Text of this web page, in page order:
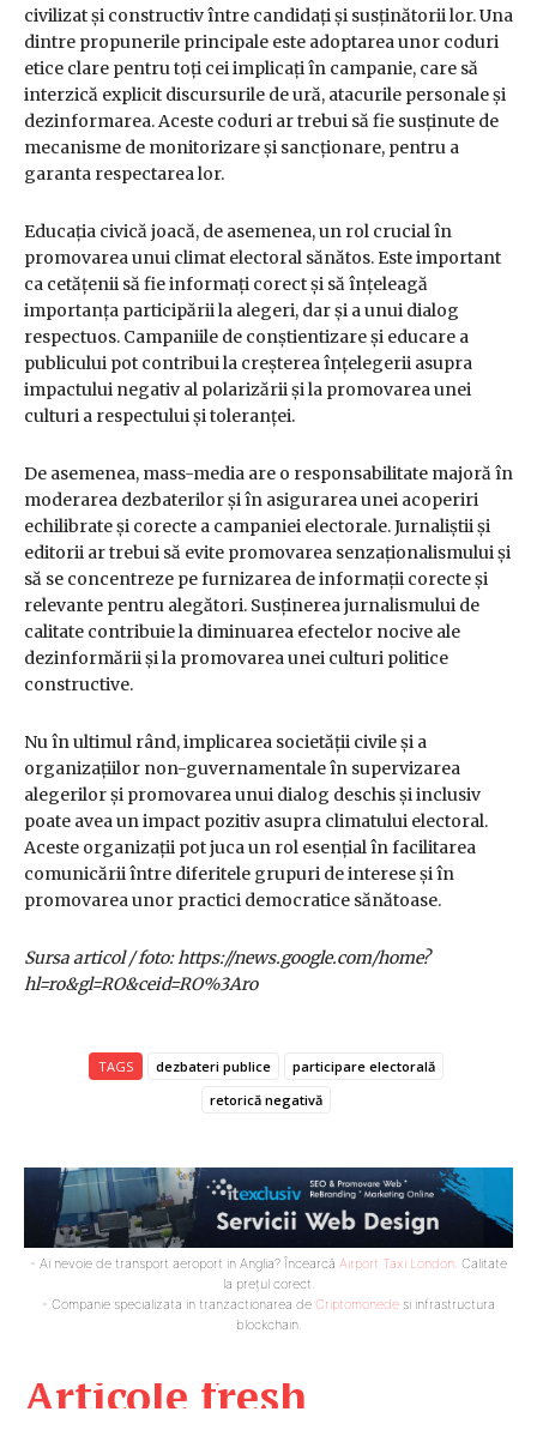
Articole fresh
civilizat și constructiv între candidați și susținătorii lor. Una
dintre propunerile principale este adoptarea unor coduri
etice clare pentru toți cei implicați în campanie, care să
interzică explicit discursurile de ură, atacurile personale și
dezinformarea. Aceste coduri ar trebui să fie susținute de
mecanisme de monitorizare și sancționare, pentru a
garanta respectarea lor.
Educația civică joacă, de asemenea, un rol crucial în
promovarea unui climat electoral sănătos. Este important
ca cetățenii să fie informați corect și să înțeleagă
importanța participării la alegeri, dar și a unui dialog
respectuos. Campaniile de conștientizare și educare a
publicului pot contribui la creșterea înțelegerii asupra
impactului negativ al polarizării și la promovarea unei
culturi a respectului și toleranței.
De asemenea, mass-media are o responsabilitate majoră în
moderarea dezbaterilor și în asigurarea unei acoperiri
echilibrate și corecte a campaniei electorale. Jurnaliștii și
editorii ar trebui să evite promovarea senzaționalismului și
să se concentreze pe furnizarea de informații corecte și
relevante pentru alegători. Susținerea jurnalismului de
calitate contribuie la diminuarea efectelor nocive ale
dezinformării și la promovarea unei culturi politice
constructive.
Nu în ultimul rând, implicarea societății civile și a
organizațiilor non-guvernamentale în supervizarea
alegerilor și promovarea unui dialog deschis și inclusiv
poate avea un impact pozitiv asupra climatului electoral.
Aceste organizații pot juca un rol esențial în facilitarea
comunicării între diferitele grupuri de interese și în
promovarea unor practici democratice sănătoase.
Sursa articol / foto: https://news.google.com/home?
hl=ro&gl=RO&ceid=RO%3Aro
TAGS dezbateri publice
participare electorală
retorică negativă
- Ai nevoie de transport aeroport in Anglia? Încearcă Airport Taxi London. Calitate
la prețul corect.
- Companie specializata in tranzactionarea de Criptomonede si infrastructura
blockchain.